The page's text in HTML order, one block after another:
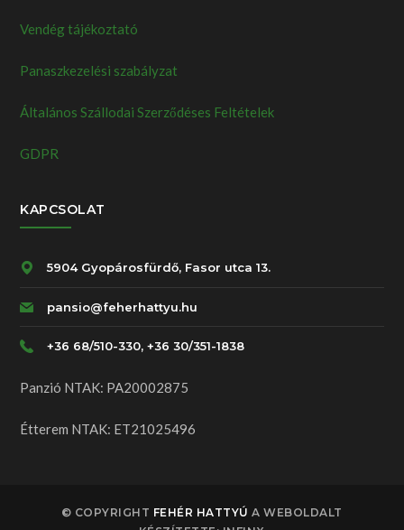
Vendég tájékoztató
Panaszkezelési szabályzat
Általános Szállodai Szerződéses Feltételek
GDPR
KAPCSOLAT
5904 Gyopárosfürdő, Fasor utca 13.
pansio@feherhattyu.hu
+36 68/510-330, +36 30/351-1838
Panzió NTAK: PA20002875
Étterem NTAK: ET21025496
© COPYRIGHT FEHÉR HATTYÚ A WEBOLDALT